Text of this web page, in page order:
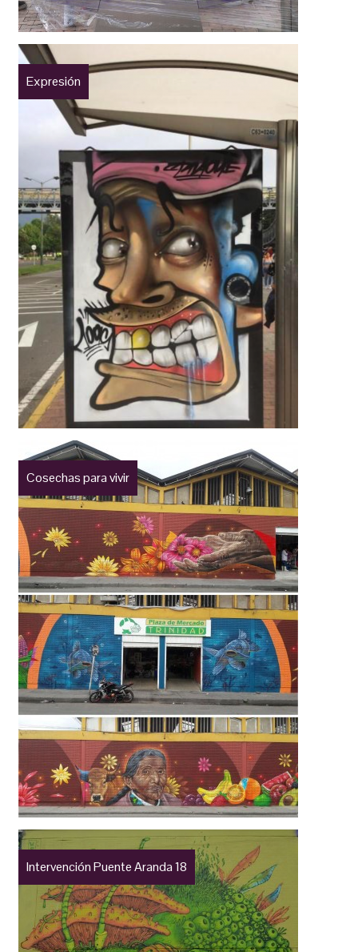
Expresión
Cosechas para vivir
Intervención Puente Aranda 18